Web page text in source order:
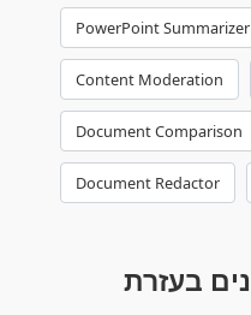
PowerPoint Summarizer
Content Moderation
Document Comparison
Document Redactor